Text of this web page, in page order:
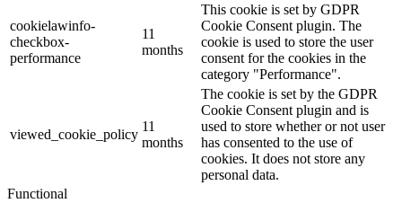
cookielawinfo-
checkbox-
performance
11
months
This cookie is set by GDPR
Cookie Consent plugin. The
cookie is used to store the user
consent for the cookies in the
category "Performance".
viewed_cookie_policy
11
months
The cookie is set by the GDPR
Cookie Consent plugin and is
used to store whether or not user
has consented to the use of
cookies. It does not store any
personal data.
Functional